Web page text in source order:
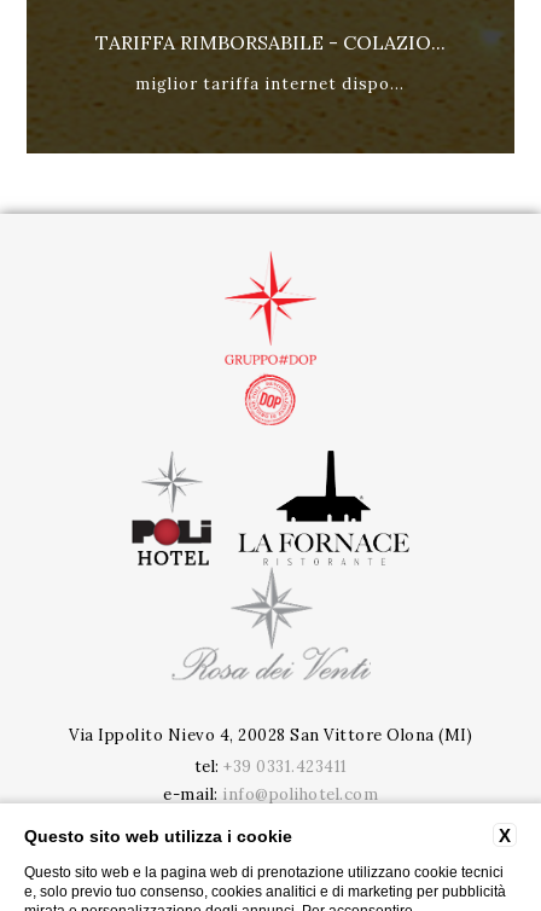
TARIFFA RIMBORSABILE - COLAZIO...
miglior tariffa internet dispo...
Via Ippolito Nievo 4, 20028 San Vittore Olona (MI)
tel: +39 0331.423411
e-mail: info@polihotel.com
X
Questo sito web utilizza i cookie
Questo sito web e la pagina web di prenotazione utilizzano cookie tecnici
e, solo previo tuo consenso, cookies analitici e di marketing per pubblicità